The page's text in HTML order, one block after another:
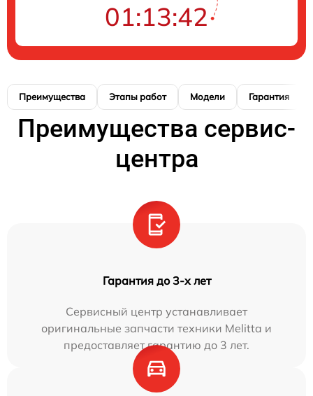
01:13:41
Преимущества Этапы работ Модели Гарантия
Преимущества сервис-
центра
Гарантия до 3-х лет
Сервисный центр устанавливает
оригинальные запчасти техники Melitta и
предоставляет гарантию до 3 лет.